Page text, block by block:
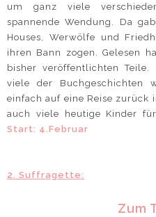
um ganz viele
spannende Wendung. Da
Houses, Werwölfe und
ihren Bann zogen. Gelesen
bisher veröffentlichten
viele der Buchgeschichten
einfach auf eine Reise
auch viele heutige Kinder
Start: 4.Februar
2. Suffragette:
Zum